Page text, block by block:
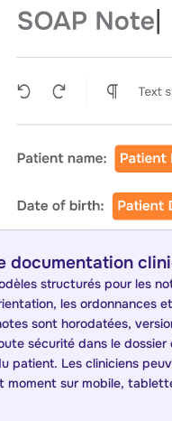
documentation
structurés pour les
les ordonnances
sont horodatées,
sécurité dans le dossier
patient. Les cliniciens
moment sur mobile,